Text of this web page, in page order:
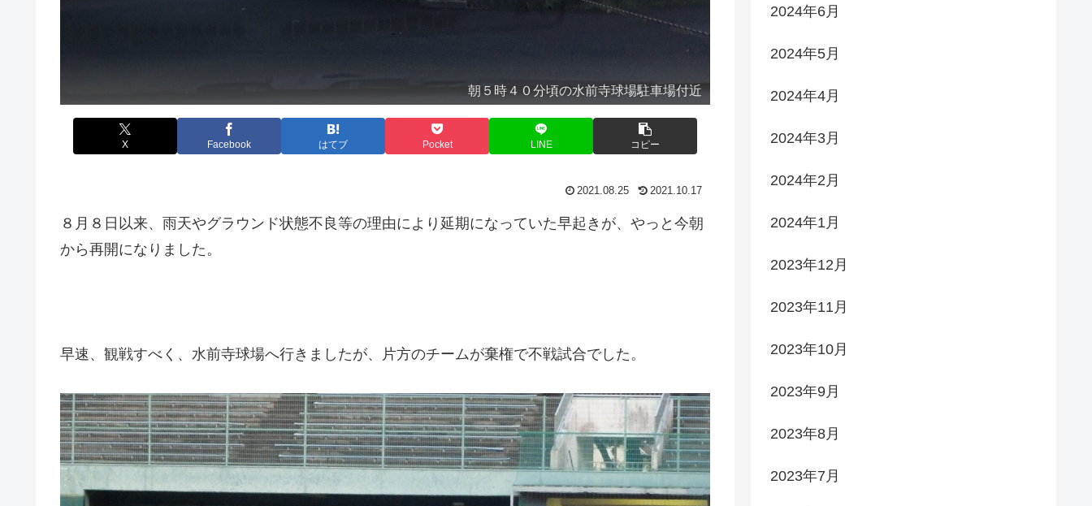
朝５時４０分頃の水前寺球場駐車場付近
X Facebook はてブ Pocket LINE コピー
2021.08.25 2021.10.17
８月８日以来、雨天やグラウンド状態不良等の理由により延期になっていた早起きが、やっと今朝
から再開になりました。
早速、観戦すべく、水前寺球場へ行きましたが、片方のチームが棄権で不戦試合でした。
2024年6月
2024年5月
2024年4月
2024年3月
2024年2月
2024年1月
2023年12月
2023年11月
2023年10月
2023年9月
2023年8月
2023年7月